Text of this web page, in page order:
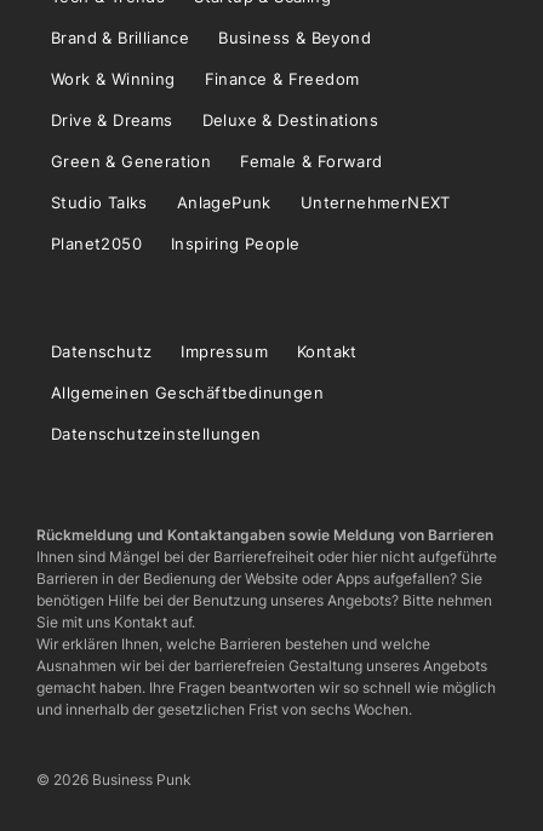
Brand & Brilliance Business & Beyond
Work & Winning Finance & Freedom
Drive & Dreams Deluxe & Destinations
Green & Generation Female & Forward
Studio Talks AnlagePunk UnternehmerNEXT
Planet2050 Inspiring People
Datenschutz Impressum Kontakt
Allgemeinen Geschäftbedinungen
Datenschutzeinstellungen
Rückmeldung und Kontaktangaben sowie Meldung von Barrieren
Ihnen sind Mängel bei der Barrierefreiheit oder hier nicht aufgeführte
Barrieren in der Bedienung der Website oder Apps aufgefallen? Sie
benötigen Hilfe bei der Benutzung unseres Angebots? Bitte nehmen
Sie mit uns Kontakt auf.
Wir erklären Ihnen, welche Barrieren bestehen und welche
Ausnahmen wir bei der barrierefreien Gestaltung unseres Angebots
gemacht haben. Ihre Fragen beantworten wir so schnell wie möglich
und innerhalb der gesetzlichen Frist von sechs Wochen.
© 2026 Business Punk